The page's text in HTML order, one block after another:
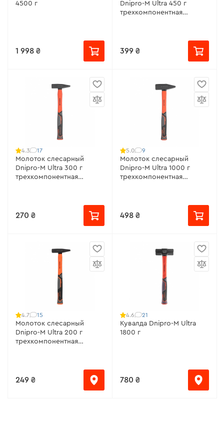
4500 г
1 998 ₴
Dnipro-M Ultra 450 г
трехкомпонентная
399 ₴
4.3 17
Молоток слесарный
Dnipro-M Ultra 300 г
трехкомпонентная
270 ₴
5.0 9
Молоток слесарный
Dnipro-M Ultra 1000 г
трехкомпонентная
498 ₴
4.7 15
Молоток слесарный
Dnipro-M Ultra 200 г
трехкомпонентная
249 ₴
4.6 21
Кувалда Dnipro-M Ultra
1800 г
780 ₴